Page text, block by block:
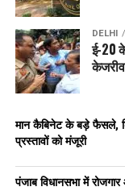
RELATED TOPICS:
TRENDING
UP NEXT
CM भगवंत सिंह मान
DON'T MISS
हम पंजाब को देश का
कनाडा या
भगवंत सिंह मान
DELHI
ई-20
मान कैबिनेट के बड़े फैसले,
प्रस्तावों को मंजूरी
पंजाब विधानसभा में